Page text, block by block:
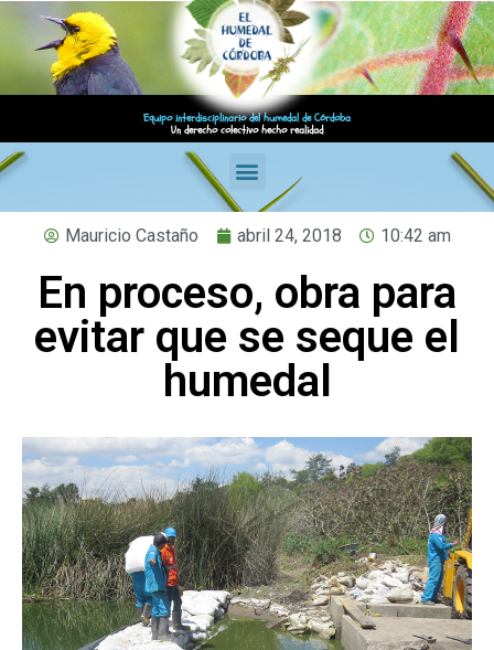
Equipo interdisciplinario del humedal de Córdoba
Un derecho colectivo hecho realidad
Mauricio Castaño abril 24, 2018 10:42 am
En proceso, obra para
evitar que se seque el
humedal